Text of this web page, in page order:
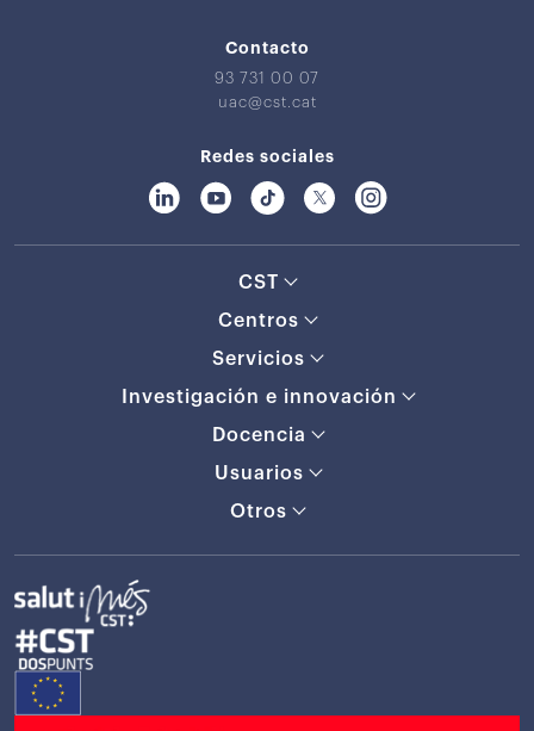
Contacto
93 731 00 07
uac@cst.cat
Redes sociales
CST
Centros
Servicios
Investigación e innovación
Docencia
Usuarios
Otros